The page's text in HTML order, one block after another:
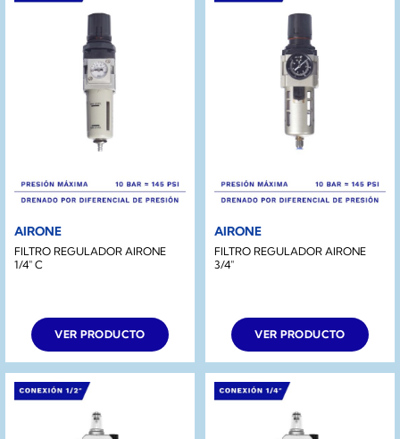
AIRONE
FILTRO REGULADOR AIRONE
1/4″ C
VER PRODUCTO
AIRONE
FILTRO REGULADOR AIRONE
3/4″
VER PRODUCTO